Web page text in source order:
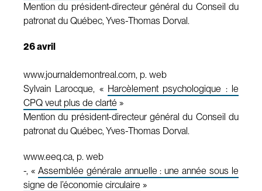
Mention du président-directeur général du Conseil du
patronat du Québec, Yves-Thomas Dorval.
26 avril
www.journaldemontreal.com, p. web
Sylvain Larocque, « Harcèlement psychologique : le
CPQ veut plus de clarté »
Mention du président-directeur général du Conseil du
patronat du Québec, Yves-Thomas Dorval.
www.eeq.ca, p. web
-, « Assemblée générale annuelle : une année sous le
signe de l’économie circulaire »